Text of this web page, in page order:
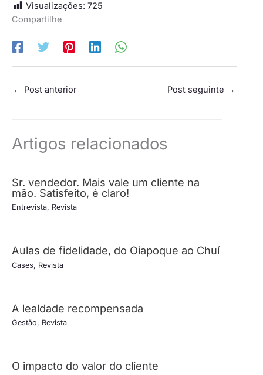
Visualizações: 725
Compartilhe
← Post anterior Post seguinte →
Artigos relacionados
Sr. vendedor. Mais vale um cliente na
mão. Satisfeito, é claro!
Entrevista, Revista
Aulas de fidelidade, do Oiapoque ao Chuí
Cases, Revista
A lealdade recompensada
Gestão, Revista
O impacto do valor do cliente